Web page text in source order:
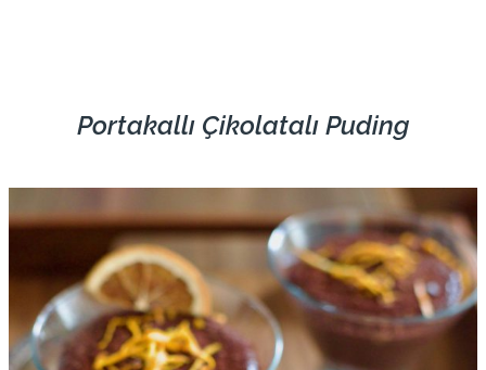
Portakallı Çikolatalı Puding